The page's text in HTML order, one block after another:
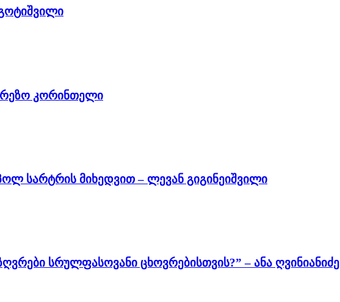
კორინთელი
სარტრის მიხედვით – ლევან გიგინეიშვილი
სრულფასოვანი ცხოვრებისთვის?” – ანა ღვინიანიძე